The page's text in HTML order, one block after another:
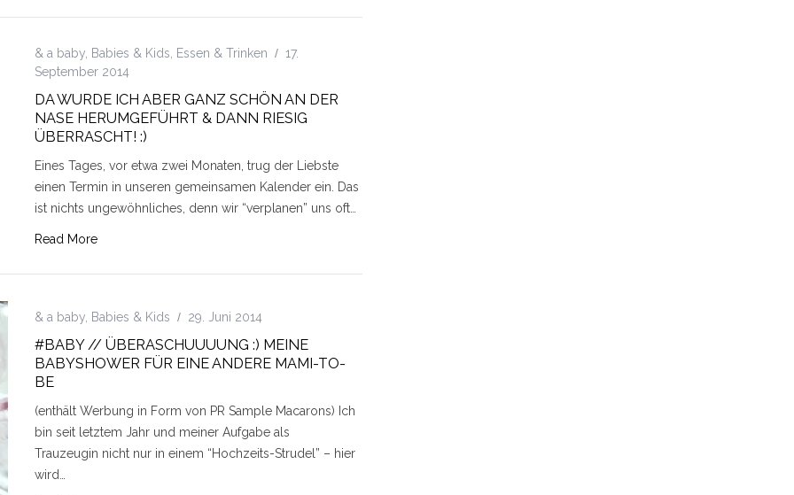
& a baby, Babies & Kids, Essen & Trinken
17.
September 2014
DA WURDE ICH ABER GANZ SCHÖN AN DER
NASE HERUMGEFÜHRT & DANN RIESIG
ÜBERRASCHT! :)
Eines Tages, vor etwa zwei Monaten, trug der Liebste
einen Termin in unseren gemeinsamen Kalender ein. Das
ist nichts ungewöhnliches, denn wir “verplanen” uns oft…
Read More
& a baby Babies & Kids 29. Juni 2014
#BABY // ÜBERASCHUUUUNG :) MEINE
BABYSHOWER FÜR EINE ANDERE MAMI-TO-
BE
(enthält Werbung in Form von PR Sample Macarons) Ich
bin seit letztem Jahr und meiner Aufgabe als
Trauzeugin nicht nur in einem “Hochzeits-Strudel” – hier
wird…